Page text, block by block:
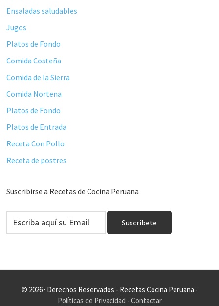
Ensaladas saludables
Jugos
Platos de Fondo
Comida Costeña
Comida de la Sierra
Comida Nortena
Platos de Fondo
Platos de Entrada
Receta Con Pollo
Receta de postres
Suscribirse a Recetas de Cocina Peruana
© 2026 · Derechos Reservados - Recetas Cocina Peruana -
Políticas de Privacidad - Contactar